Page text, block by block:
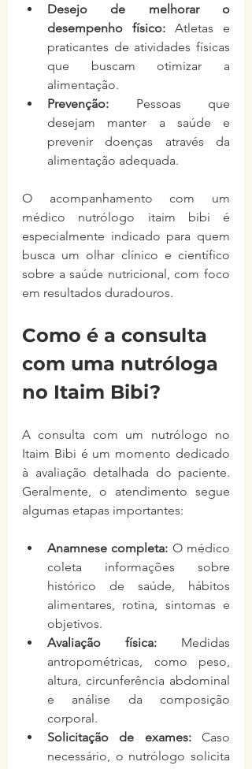
Desejo de melhorar o
desempenho físico: Atletas e
praticantes de atividades físicas
que buscam otimizar a
alimentação.
Prevenção: Pessoas que
desejam manter a saúde e
prevenir doenças através da
alimentação adequada.
O acompanhamento com um
médico nutrólogo itaim bibi é
especialmente indicado para quem
busca um olhar clínico e científico
sobre a saúde nutricional, com foco
em resultados duradouros.
Como é a consulta
com uma nutróloga
no Itaim Bibi?
A consulta com um nutrólogo no
Itaim Bibi é um momento dedicado
à avaliação detalhada do paciente.
Geralmente, o atendimento segue
algumas etapas importantes:
Anamnese completa: O médico
coleta informações sobre
histórico de saúde, hábitos
alimentares, rotina, sintomas e
objetivos.
Avaliação física: Medidas
antropométricas, como peso,
altura, circunferência abdominal
e análise da composição
corporal.
Solicitação de exames: Caso
necessário, o nutrólogo solicita